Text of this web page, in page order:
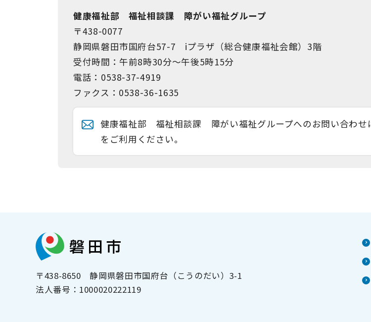
健康福祉部 福祉相談課 障がい福祉グループ
〒438-0077
静岡県磐田市国府台57-7 iプラザ（総合健康福祉会館）3階
受付時間：午前8時30分～午後5時15分
電話：0538-37-4919
ファクス：0538-36-1635
健康福祉部 福祉相談課 障がい福祉グループへのお問い合わせ
をご利用ください。
〒438-8650静岡県磐田市国府台（こうのだい）3-1
法人番号： 1000020222119